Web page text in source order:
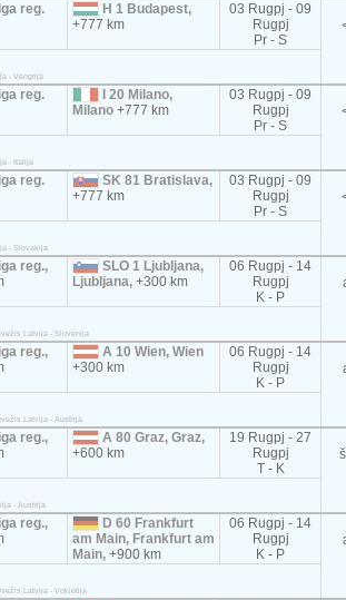
reg.
H 1 Budapest,
+777 km
03 Rugpj - 09
Rugpj
Pr - S
- Vengrija
reg.
I 20 Milano,
Milano+777 km
03 Rugpj - 09
Rugpj
Pr - S
- Italija
reg.
SK 81 Bratislava,
+777 km
03 Rugpj - 09
Rugpj
Pr - S
- Slovakija
reg.,
SLO 1 Ljubljana,
Ljubljana,+300 km
06 Rugpj - 14
Rugpj
K - P
Latvija - Slovėnija
reg.,
A 10 Wien, Wien
+300 km
06 Rugpj - 14
Rugpj
K - P
Latvija - Austrija
reg.,
A 80 Graz, Graz,
+600 km
19 Rugpj - 27
Rugpj
T - K
- Austrija
reg.,
D 60 Frankfurt
am Main, Frankfurt am
Main,+900 km
06 Rugpj - 14
Rugpj
K - P
Latvija - Vokietija